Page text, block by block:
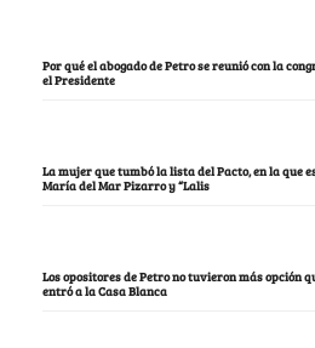
Por qué el abogado de Petro se reunió con la
el Presidente
La mujer que tumbó la lista del Pacto, en la que
María del Mar Pizarro y “Lalis
Los opositores de Petro no tuvieron más opción
entró a la Casa Blanca